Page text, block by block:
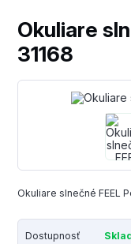
Okuliare
31168
Okuliare slnečné FEEL
Dostupnosť